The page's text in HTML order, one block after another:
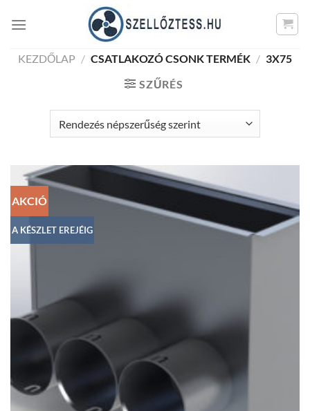
KEZDŐLAP / CSATLAKOZÓ CSONK TERMÉK / 3X75
SZŰRÉS
AKCIÓ
A KÉSZLET EREJÉIG